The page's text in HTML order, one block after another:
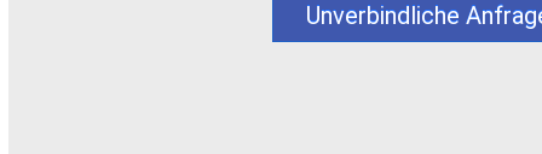
Unverbindliche